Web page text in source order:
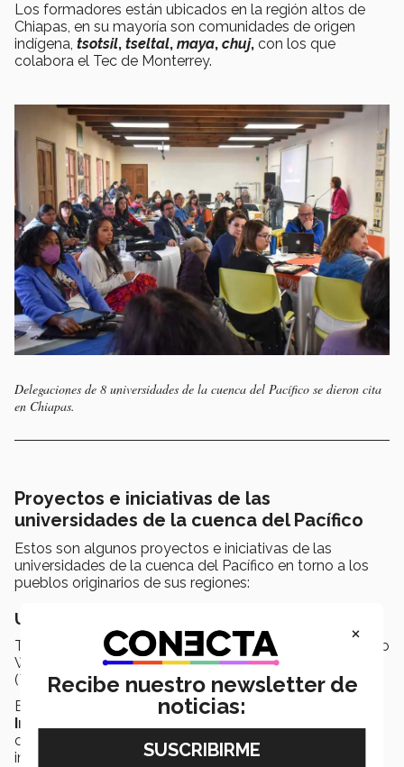
Los formadores están ubicados en la región altos de
Chiapas, en su mayoría son comunidades de origen
indígena, tsotsil, tseltal, maya, chuj, con los que
colabora el Tec de Monterrey.
Delegaciones de 8 universidades de la cuenca del Pacífico se dieron cita
en Chiapas.
Proyectos e iniciativas de las
universidades de la cuenca del Pacífico
Estos son algunos proyectos e iniciativas de las
universidades de la cuenca del Pacífico en torno a los
pueblos originarios de sus regiones:
Universidad de Melbourne
Tienen la Escuela de Población y Salud Global; el Centro
Wilin para las Artes Indígenas y el Desarrollo Cultural
(Tikiri Onus), y un Programa de Estudios Indígenas.
Buscan crear un nuevodoctorado en Conocimiento
Indígena
conocimiento indígena como un área temática
interdisciplinaria.
×
Recibe nuestro newsletter de
noticias: